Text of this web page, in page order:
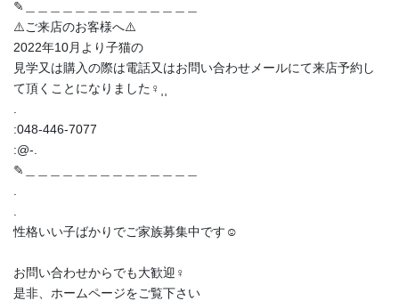
✎︎＿＿＿＿＿＿＿＿＿＿＿＿＿＿
⚠️ご来店のお客様へ⚠️
2022年10月より子猫の
見学又は購入の際は電話又はお問い合わせメールにて来店予約し
て頂くことになりました‍♀️⸒⸒
:048-446-7077
:@-.
✎︎＿＿＿＿＿＿＿＿＿＿＿＿＿＿
性格いい子ばかりでご家族募集中です☺️
お問い合わせからでも大歓迎‍♀️
是非、ホームページをご覧下さい